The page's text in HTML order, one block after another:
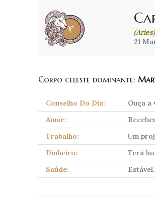
(Aries)
21
Corpo celeste dominante:
Conselho Do Dia:
Ouça a
Amor:
Trabalho:
Um
Dinheiro:
Terá
Saúde:
Estável.